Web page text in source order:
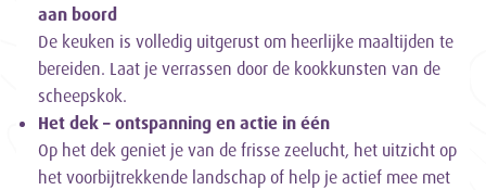
aan boord
De keuken is volledig uitgerust om heerlijke maaltijden te
bereiden. Laat je verrassen door de kookkunsten van de
scheepskok.
Het dek – ontspanning en actie in één
Op het dek geniet je van de frisse zeelucht, het uitzicht op
het voorbijtrekkende landschap of help je actief mee met